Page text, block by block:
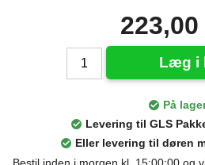
223,00
Læg i
På
Levering til GLS
Eller levering til døren